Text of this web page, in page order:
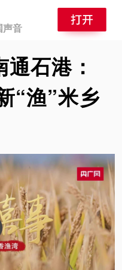
声音
通石港：
“渔”米乡